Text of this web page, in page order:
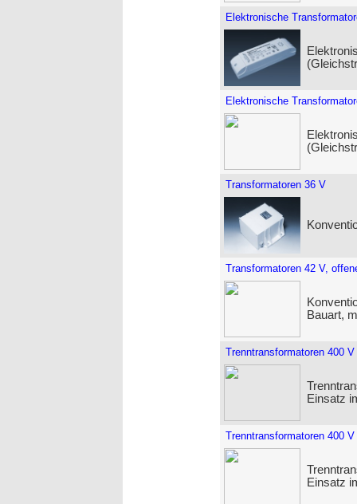
Elektronische
Elektronische
Transformatoren 36 V
Transformatoren 42 V,
Bauart,
Trenntransformatoren 400
Einsatz
Trenntransformatoren 400
Einsatz